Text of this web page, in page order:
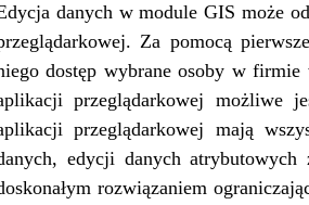
danych w module GIS może
Za pomocą
dostęp wybrane osoby w
przeglądarkowej możliwe
przeglądarkowej mają
edycji danych
rozwiązaniem